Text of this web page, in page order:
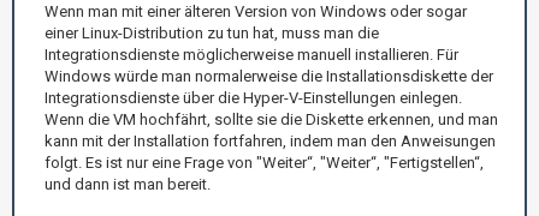
Wenn man mit einer älteren Version von Windows oder sogar
einer Linux-Distribution zu tun hat, muss man die
Integrationsdienste möglicherweise manuell installieren. Für
Windows würde man normalerweise die Installationsdiskette der
Integrationsdienste über die Hyper-V-Einstellungen einlegen.
Wenn die VM hochfährt, sollte sie die Diskette erkennen, und man
kann mit der Installation fortfahren, indem man den Anweisungen
folgt. Es ist nur eine Frage von "Weiter“, "Weiter“, "Fertigstellen“,
und dann ist man bereit.